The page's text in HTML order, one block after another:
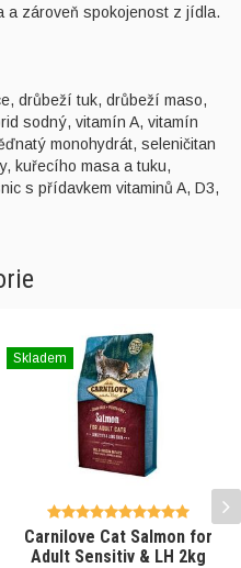
a zároveň spokojenost z jídla.
drůbeží tuk, drůbeží maso,
sodný, vitamín A, vitamín
monohydrát, seleničitan
kuřecího masa a tuku,
s přídavkem vitaminů A, D3,
Carnilove Cat Salmon for
Adult Sensitiv & LH 2kg
Skladem